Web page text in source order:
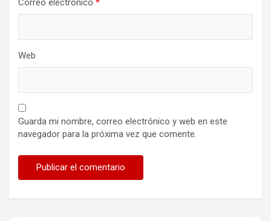
Correo electrónico *
Web
Guarda mi nombre, correo electrónico y web en este
navegador para la próxima vez que comente.